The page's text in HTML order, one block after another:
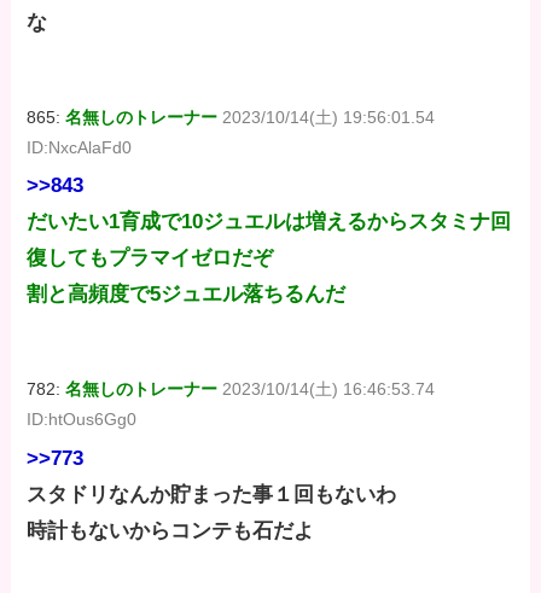
な
865:名無しのトレーナー 2023/10/14(土) 19:56:01.54
ID:NxcAlaFd0
>>843
だいたい1育成で10ジュエルは増えるからスタミナ回
復してもプラマイゼロだぞ
割と高頻度で5ジュエル落ちるんだ
782:名無しのトレーナー 2023/10/14(土) 16:46:53.74
ID:htOus6Gg0
>>773
スタドリなんか貯まった事１回もないわ
時計もないからコンテも石だよ